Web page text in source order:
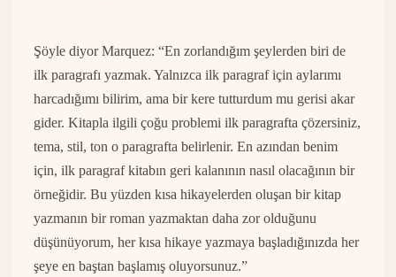
Şöyle diyor Marquez: “En zorlandığım şeylerden biri de
ilk paragrafı yazmak. Yalnızca ilk paragraf için aylarımı
harcadığımı bilirim, ama bir kere tutturdum mu gerisi akar
gider. Kitapla ilgili çoğu problemi ilk paragrafta çözersiniz,
tema, stil, ton o paragrafta belirlenir. En azından benim
için, ilk paragraf kitabın geri kalanının nasıl olacağının bir
örneğidir. Bu yüzden kısa hikayelerden oluşan bir kitap
yazmanın bir roman yazmaktan daha zor olduğunu
düşünüyorum, her kısa hikaye yazmaya başladığınızda her
şeye en baştan başlamış oluyorsunuz.”